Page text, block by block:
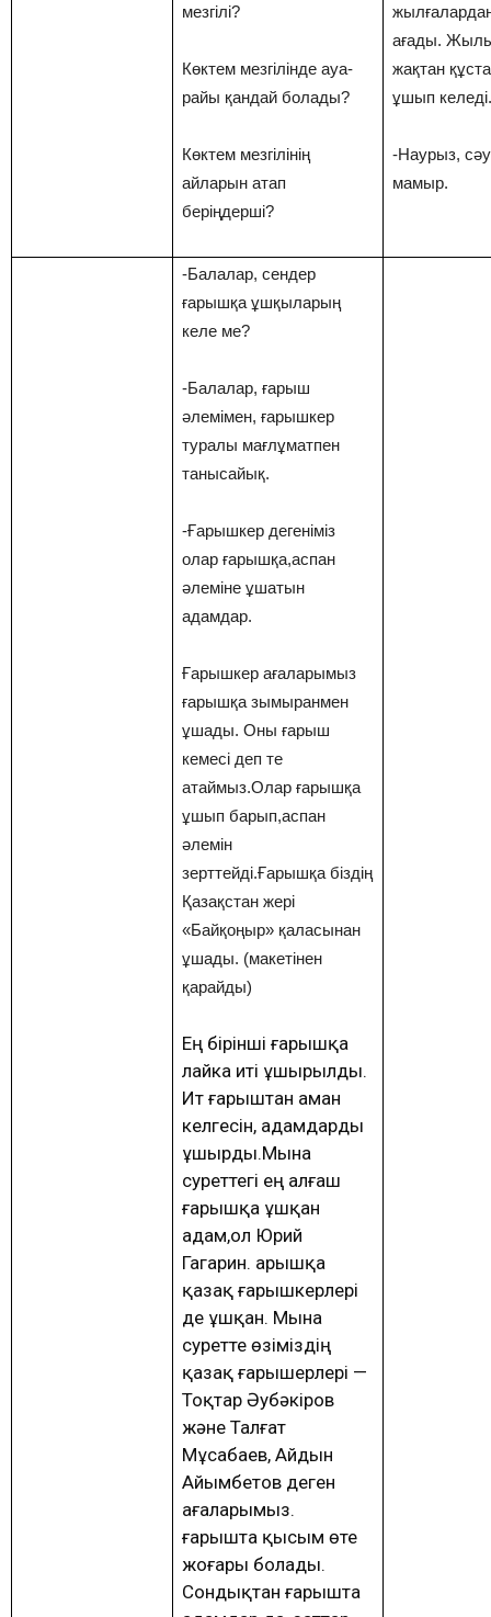
мезгілі?
Көктем мезгілінде ауа-
райы қандай болады?
Көктем мезгілінің
айларын атап
беріңдерші?
ағады.
жақтан
ұшып келеді.
-Наурыз,
мамыр.
-Балалар, сендер
ғарышқа ұшқыларың
келе ме?
-Балалар, ғарыш
әлемімен, ғарышкер
туралы мағлұматпен
танысайық.
-Ғарышкер дегеніміз
олар ғарышқа,аспан
әлеміне ұшатын
адамдар.
Ғарышкер ағаларымыз
ғарышқа зымыранмен
ұшады. Оны ғарыш
кемесі деп те
атаймыз.Олар ғарышқа
ұшып барып,аспан
әлемін
зерттейді.Ғарышқа біздің
Қазақстан жері
«Байқоңыр» қаласынан
ұшады. (макетінен
қарайды)
Ең бірінші ғарышқа
лайка иті ұшырылды.
Ит ғарыштан аман
келгесін, адамдарды
ұшырды.Мына
суреттегі ең алғаш
ғарышқа ұшқан
адам,ол Юрий
Гагарин. Ғарышқа
қазақ ғарышкерлері
де ұшқан. Мына
суретте өзіміздің
қазақ ғарышерлері —
Тоқтар Әубәкіров
және Талғат
Мұсабаев, Айдын
Айымбетов деген
ағаларымыз.
ғарышта қысым өте
жоғары болады.
Сондықтан ғарышта